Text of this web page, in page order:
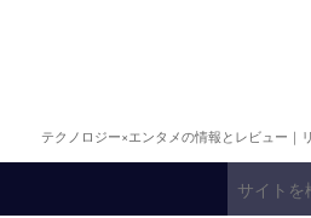
テクノロジー×エンタメの情報とレビュー｜